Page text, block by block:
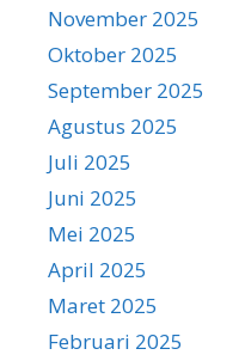
November 2025
Oktober 2025
September 2025
Agustus 2025
Juli 2025
Juni 2025
Mei 2025
April 2025
Maret 2025
Februari 2025